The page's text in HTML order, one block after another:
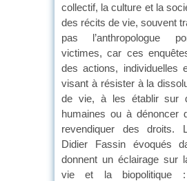
collectif, la culture et la
des récits de vie, souvent
pas l’anthropologue
victimes, car ces
des actions, individuelles
visant à résister à la
de vie, à les établir sur
humaines ou à dénoncer
revendiquer des droits.
Didier Fassin évoqués
donnent un éclairage sur
vie et la biopolitique :